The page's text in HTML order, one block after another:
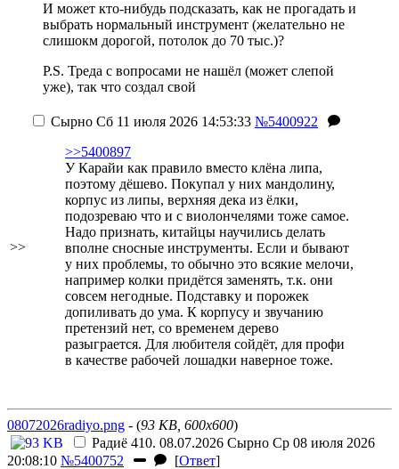
И может кто-нибудь подсказать, как не прогадать и
выбрать нормальный инструмент (желательно не
слишокм дорогой, потолок до 70 тыс.)?
P.S. Треда с вопросами не нашёл (может слепой
уже), так что создал свой
>>
Сырно Сб 11 июля 2026 14:53:33 №5400922
>>5400897
У Карайи как правило вместо клёна липа,
поэтому дёшево. Покупал у них мандолину,
корпус из липы, верхняя дека из ёлки,
подозреваю что и с виолончелями тоже самое.
Надо признать, китайцы научились делать
вполне сносные инструменты. Если и бывают
у них проблемы, то обычно это всякие мелочи,
например колки придётся заменять, т.к. они
совсем негодные. Подставку и порожек
допиливать до ума. К корпусу и звучанию
претензий нет, со временем дерево
разыграется. Для любителя сойдёт, для профи
в качестве рабочей лошадки наверное тоже.
08072026radiyo.png - (93 KB, 600x600)
Радиё 410. 08.07.2026 Сырно Ср 08 июля 2026
20:08:10 №5400752 [Ответ]